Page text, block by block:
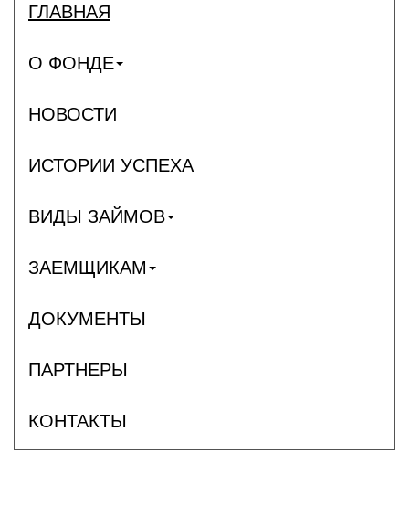
ГЛАВНАЯ
О ФОНДЕ
НОВОСТИ
ИСТОРИИ УСПЕХА
ВИДЫ ЗАЙМОВ
ЗАЕМЩИКАМ
ДОКУМЕНТЫ
ПАРТНЕРЫ
КОНТАКТЫ